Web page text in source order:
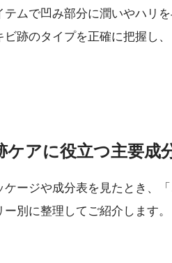
ムで凹み部分に潤いやハリを
ビ跡のタイプを正確に把握し
ケアに役立つ主要成
ケージや成分表を見たとき、
別に整理してご紹介します。